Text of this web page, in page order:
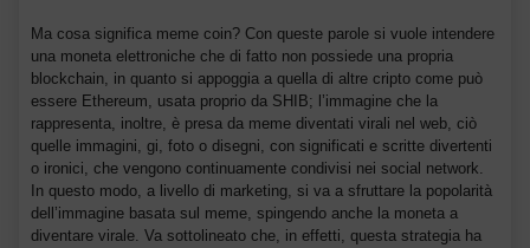
Ma cosa significa meme coin? Con queste parole si vuole intendere
una moneta elettroniche che di fatto non possiede una propria
blockchain, in quanto si appoggia a quella di altre cripto come può
essere Ethereum, usata proprio da SHIB; l’immagine che la
rappresenta, inoltre, è presa da meme diventati virali nel web, ciò
quelle immagini, gi, foto o disegni, con significati e scritte divertenti
o ironici, che vengono continuamente condivisi nei social network.
In questo modo, a livello di marketing, si va a sfruttare la popolarità
dell’immagine basata sul meme, spingendo anche la moneta a
diventare virale. Va sottolineato che, in effetti, questa strategia ha